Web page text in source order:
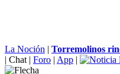
La Noción | Torremolinos
| Chat | Foro | App |